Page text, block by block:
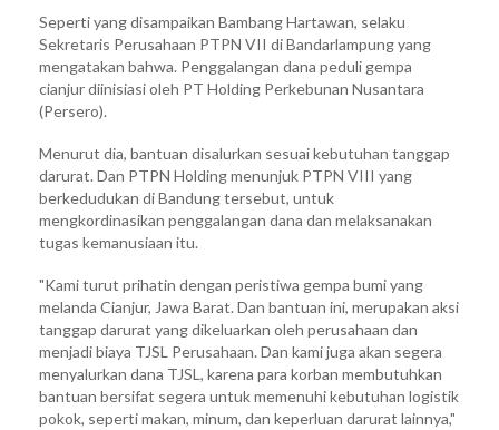
Seperti yang disampaikan Bambang Hartawan, selaku
Sekretaris Perusahaan PTPN VII di Bandarlampung yang
mengatakan bahwa. Penggalangan dana peduli gempa
cianjur diinisiasi oleh PT Holding Perkebunan Nusantara
(Persero).
Menurut dia, bantuan disalurkan sesuai kebutuhan tanggap
darurat. Dan PTPN Holding menunjuk PTPN VIII yang
berkedudukan di Bandung tersebut, untuk
mengkordinasikan penggalangan dana dan melaksanakan
tugas kemanusiaan itu.
"Kami turut prihatin dengan peristiwa gempa bumi yang
melanda Cianjur, Jawa Barat. Dan bantuan ini, merupakan aksi
tanggap darurat yang dikeluarkan oleh perusahaan dan
menjadi biaya TJSL Perusahaan. Dan kami juga akan segera
menyalurkan dana TJSL, karena para korban membutuhkan
bantuan bersifat segera untuk memenuhi kebutuhan logistik
pokok, seperti makan, minum, dan keperluan darurat lainnya,"